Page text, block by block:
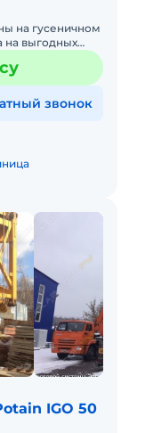
на гусеничном
на выгодных
Potain
звонок
IGO 50